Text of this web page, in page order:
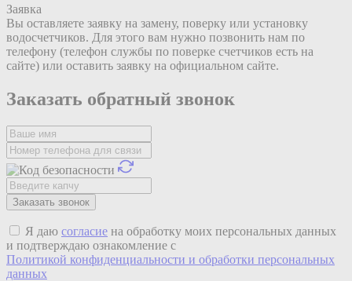
Заявка
Вы оставляете заявку на замену, поверку или установку
водосчетчиков. Для этого вам нужно позвонить нам по
телефону (телефон службы по поверке счетчиков есть на
сайте) или оставить заявку на официальном сайте.
Заказать обратный звонок
Я даю согласие на обработку моих персональных данных
и подтверждаю ознакомление с
Политикой конфиденциальности и обработки персональных
данных